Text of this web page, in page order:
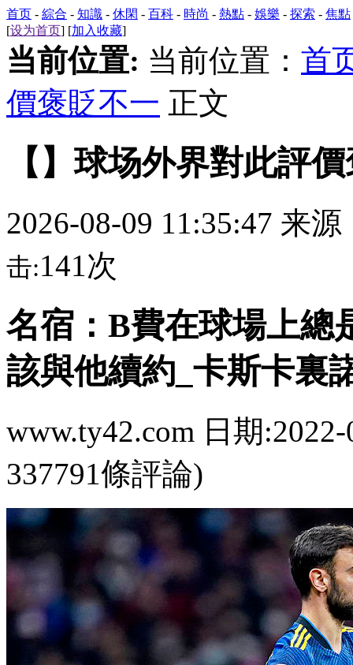
首页 - 綜合 - 知識 - 休閑 - 百科 - 時尚 - 熱點 - 娛樂 - 探索 - 焦點
[设为首页] [加入收藏]
当前位置: 当前位置： 首
價褒貶不一 正文
【】球场外界對此評
2026-08-09 11:35:47 来源
击:141次
名宿：B費在球場上
該與他續約_卡斯卡裏
www.ty42.com 日期
337791條評論)